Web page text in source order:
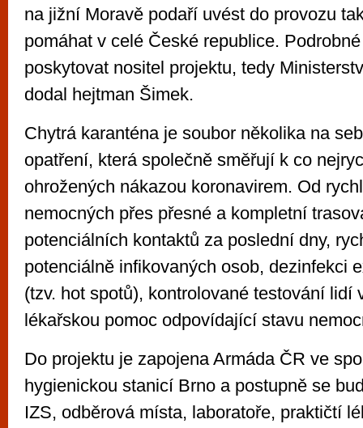
na jižní Moravě podaří uvést do provozu
pomáhat v celé České republice.
poskytovat nositel projektu, tedy
dodal hejtman Šimek.
Chytrá karanténa je soubor několika na
opatření, která společně směřují k co
ohrožených nákazou koronavirem. Od
nemocných přes přesné a kompletní
potenciálních kontaktů za poslední dny,
potenciálně infikovaných osob, dezinfekci
(tzv. hot spotů), kontrolované testování lidí
lékařskou pomoc odpovídající stavu
Do projektu je zapojena Armáda ČR ve
hygienickou stanicí Brno a postupně se
IZS, odběrová místa, laboratoře, praktičtí